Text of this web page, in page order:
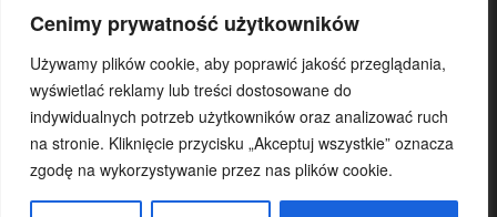
Cenimy prywatność użytkowników
Używamy plików cookie, aby poprawić jakość przeglądania,
wyświetlać reklamy lub treści dostosowane do
indywidualnych potrzeb użytkowników oraz analizować ruch
na stronie. Kliknięcie przycisku „Akceptuj wszystkie” oznacza
zgodę na wykorzystywanie przez nas plików cookie.
96-515 Teresin
koordynator:
wew.107lub/i kom. 500 17 29 78
e-mail: gosir.teresin@wp.pl